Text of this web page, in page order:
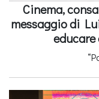
Cinema,
messaggio di
educare